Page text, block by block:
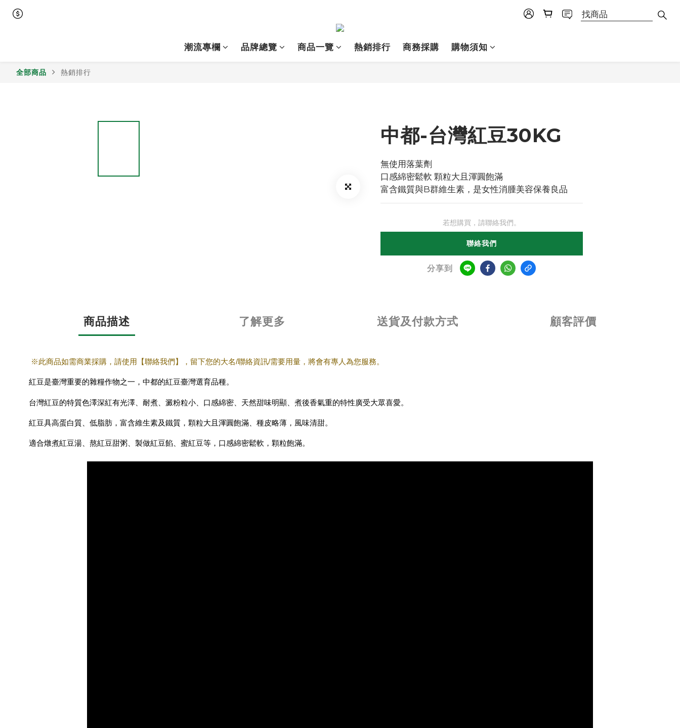
潮流專欄 品牌總覽 商品一覽 熱銷排行 商務採購 購物須知
全部商品 熱銷排行
中都-台灣紅豆30KG
無使用落葉劑
口感綿密鬆軟 顆粒大且渾圓飽滿
富含鐵質與B群維生素，是女性消腫美容保養良品
若想購買，請聯絡我們。
聯絡我們
分享到
商品描述 了解更多 送貨及付款方式 顧客評價
※此商品如需商業採購，請使用【聯絡我們】， 留下您的大名/聯絡資訊/需要用量，將會有專人為您服務。
紅豆是臺灣重要的雜糧作物之一，中都的紅豆臺灣選育品種。
台灣紅豆的特質色澤深紅有光澤、耐煮、澱粉粒小、口感綿密、天然甜味明顯、煮後香氣重的特性廣受大眾喜愛。
紅豆具高蛋白質、低脂肪，富含維生素及鐵質，顆粒大且渾圓飽滿、種皮略薄，風味清甜。
適合燉煮紅豆湯、熬紅豆甜粥、製做紅豆餡、蜜紅豆等，口感綿密鬆軟，顆粒飽滿。